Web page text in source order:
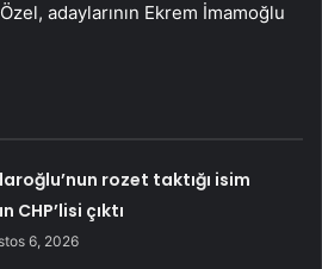
adaylarının Ekrem İmamoğlu
rozet taktığı isim
CHP’lisi çıktı
6, 2026